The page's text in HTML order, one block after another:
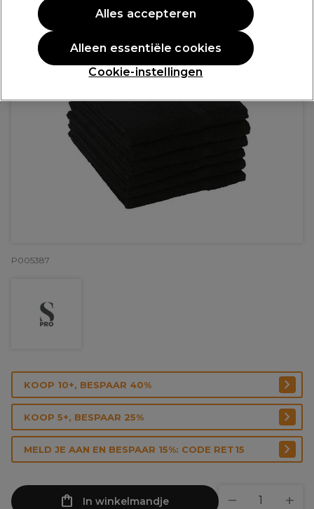
P005387
KOOP 10+, BESPAAR 40%
KOOP 5+, BESPAAR 25%
MELD JE AAN EN BESPAAR 15%: CODE RET15
In winkelmandje
Cookie-instellingen
Alleen essentiële cookies
Alles accepteren